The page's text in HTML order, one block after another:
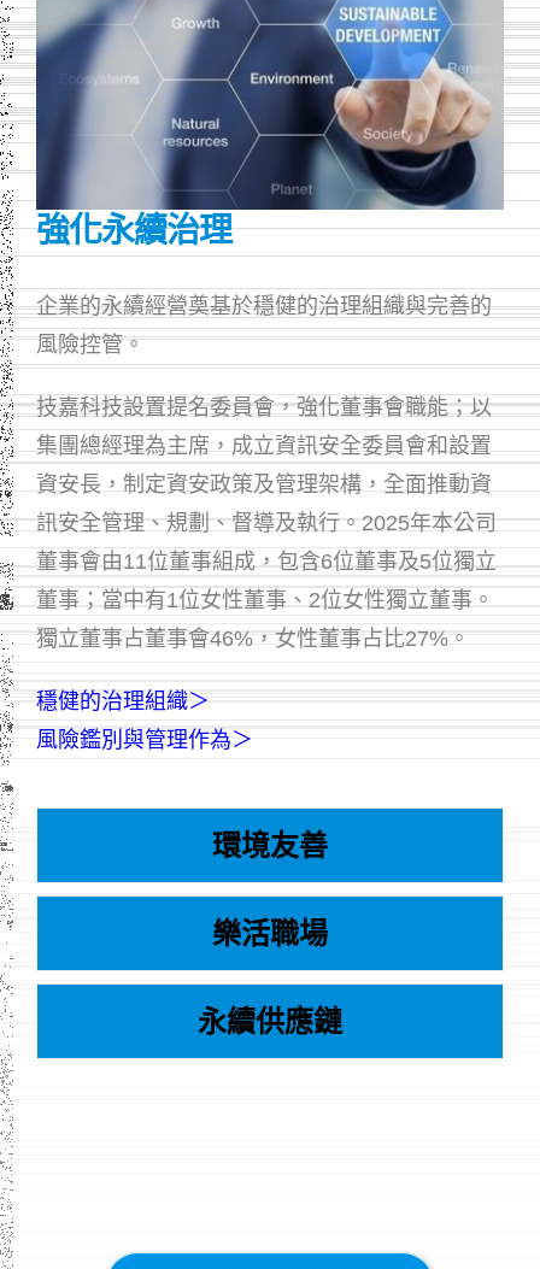
強化永續治理
企業的永續經營奠基於穩健的治理組織與完善的
風險控管。
技嘉科技設置提名委員會，強化董事會職能；以
集團總經理為主席，成立資訊安全委員會和設置
資安長，制定資安政策及管理架構，全面推動資
訊安全管理、規劃、督導及執行。2025年本公司
董事會由11位董事組成，包含6位董事及5位獨立
董事；當中有1位女性董事、2位女性獨立董事。
獨立董事占董事會46%，女性董事占比27%。
穩健的治理組織＞
風險鑑別與管理作為＞
環境友善
樂活職場
永續供應鏈